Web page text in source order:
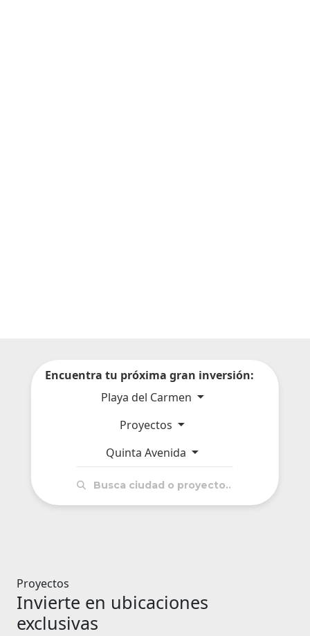
Encuentra tu próxima gran inversión:
Playa del Carmen
Proyectos
Quinta Avenida
Proyectos
Invierte en ubicaciones
exclusivas